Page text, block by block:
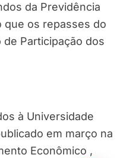
da Previdência
que os repasses do
Participação dos
à Universidade
em março na
Econômico ,